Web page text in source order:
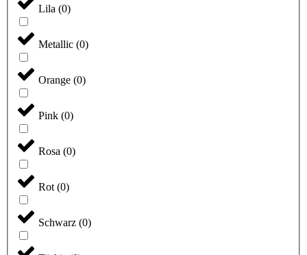
Lila (0)
Metallic (0)
Orange (0)
Pink (0)
Rosa (0)
Rot (0)
Schwarz (0)